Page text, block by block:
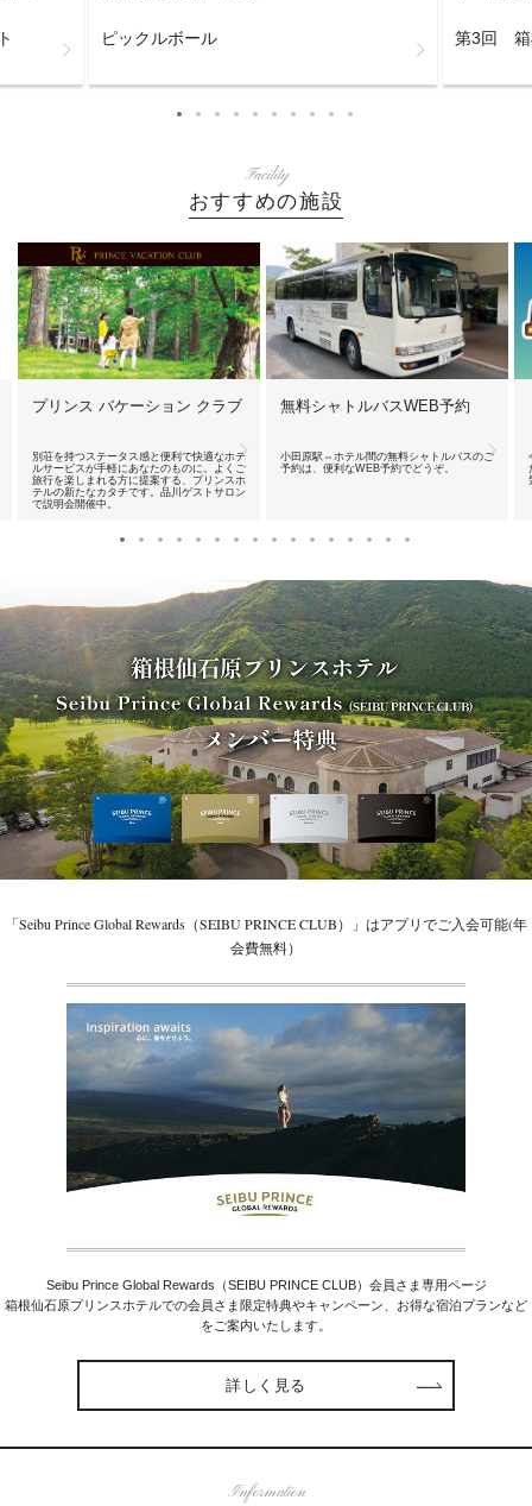
ピックルボール 第3回 箱
Facility
おすすめの施設
プリンス バケーション クラブ
別荘を持つステータス感と便利で快適なホテ
ルサービスが手軽にあなたのものに。よくご
旅行を楽しまれる方に提案する、プリンスホ
テルの新たなカタチです。品川ゲストサロン
で説明会開催中。
無料シャトルバスWEB予約
小田原駅⇔ホテル間の無料シャトルバスのご
予約は、便利なWEB予約でどうぞ。
「Seibu Prince Global Rewards（SEIBU PRINCE CLUB）」はアプリでご入会可能(年
会費無料）
Seibu Prince Global Rewards（SEIBU PRINCE CLUB）会員さま専用ページ
箱根仙石原プリンスホテルでの会員さま限定特典やキャンペーン、お得な宿泊プランなど
をご案内いたします。
詳しく見る
Information